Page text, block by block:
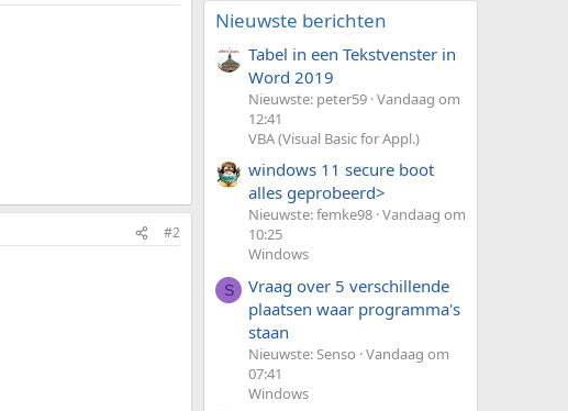
#2
Nieuwste berichten
Tabel in een Tekstvenster in
Word 2019
Nieuwste: peter59 Vandaag om
12:41
VBA (Visual Basic for Appl.)
windows 11 secure boot
alles geprobeerd>
Nieuwste: femke98 Vandaag om
10:25
Windows
S
Vraag over 5 verschillende
plaatsen waar programma's
staan
Nieuwste: Senso Vandaag om
07:41
Windows